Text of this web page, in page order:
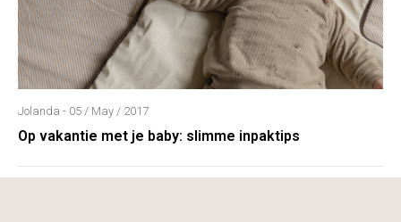
Jolanda - 05 / May / 2017
Op vakantie met je baby: slimme inpaktips